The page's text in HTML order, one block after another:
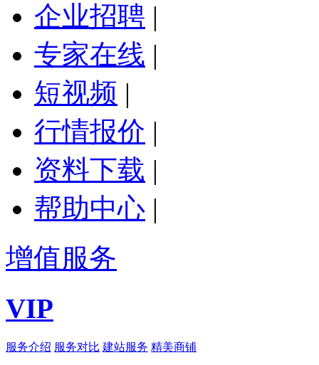
企业招聘 |
专家在线 |
短视频 |
行情报价 |
资料下载 |
帮助中心 |
增值服务
VIP
服务介绍 服务对比 建站服务 精美商铺